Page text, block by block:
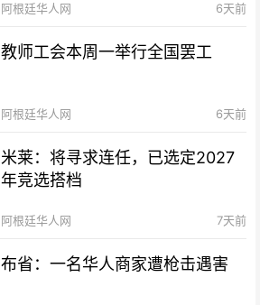
阿根廷华人网 6天前
教师工会本周一举行全国罢工
阿根廷华人网 6天前
米莱：将寻求连任，已选定2027
年竞选搭档
阿根廷华人网 7天前
布省：一名华人商家遭枪击遇害